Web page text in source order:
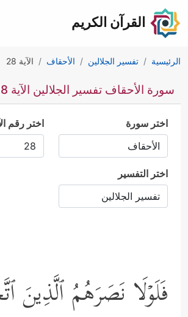
القرآن الكريم
الرئيسية تفسير الجلالين الأحقاف الآية 28
سورة الأحقاف تفسير الجلالين الآية 28
اختر سورة اختر رقم
اختر التفسير
فَلَوۡلَا نَصَرَهُمُ ٱلَّذِینَ